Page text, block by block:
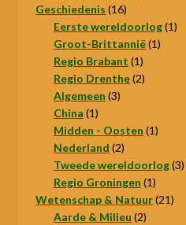
Geschiedenis 1616
producten
Eerste wereldoorlog 11
Groot-Brittannië 11
Regio Brabant 11
product
Regio Drenthe 22
Algemeen 33
China 11
product
Midden - Oosten 11
Nederland 22
producten
Tweede wereldoorlog 33
Regio Groningen 11
product
Wetenschap & Natuur 2121
Aarde & Milieu 22